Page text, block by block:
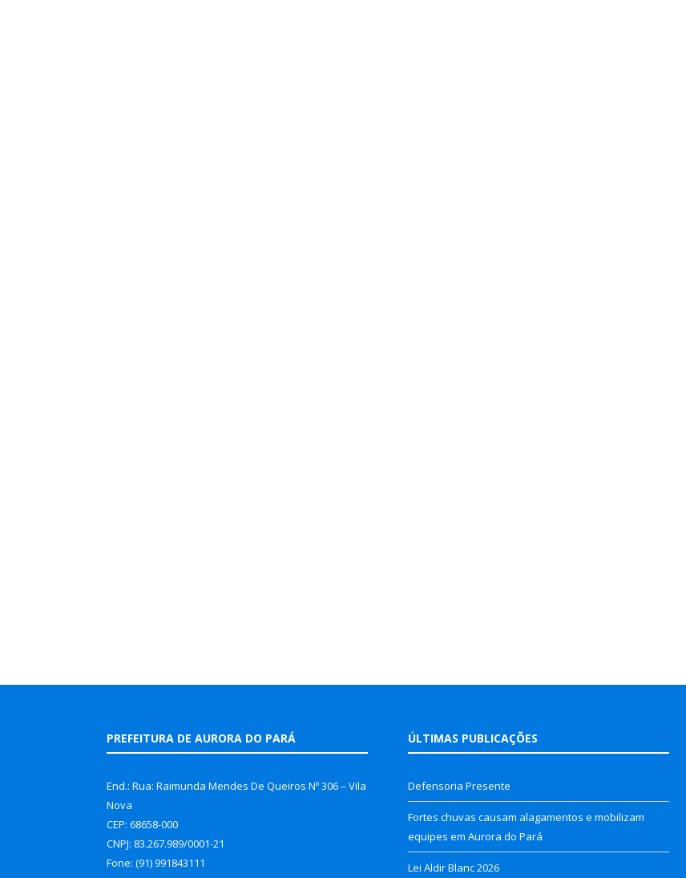
PREFEITURA DE AURORA DO PARÁ
End.: Rua: Raimunda Mendes De Queiros Nº 306 – Vila
Nova
CEP: 68658-000
CNPJ: 83.267.989/0001-21
Fone: (91) 991843111
ÚLTIMAS PUBLICAÇÕES
Defensoria Presente
Fortes chuvas causam alagamentos e mobilizam
equipes em Aurora do Pará
Lei Aldir Blanc 2026